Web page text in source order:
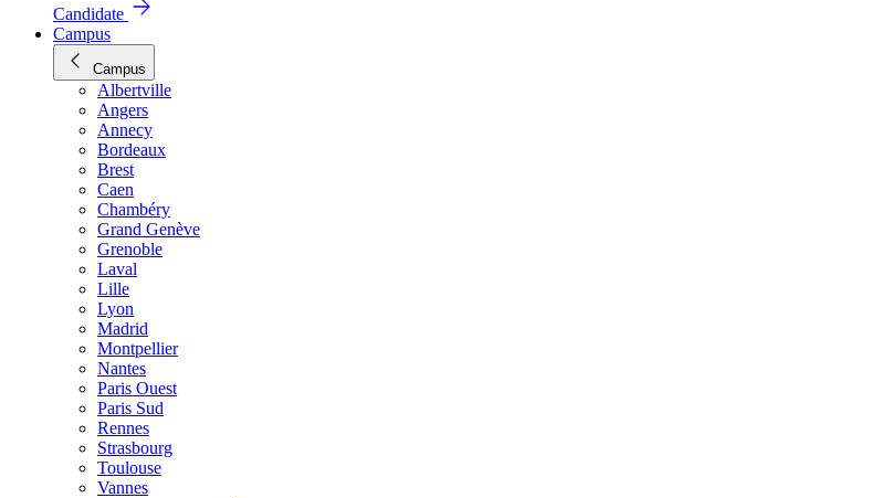
Candidate
Campus
Campus
Albertville
Angers
Annecy
Bordeaux
Brest
Caen
Chambéry
Grand Genève
Grenoble
Laval
Lille
Lyon
Madrid
Montpellier
Nantes
Paris Ouest
Paris Sud
Rennes
Strasbourg
Toulouse
Vannes